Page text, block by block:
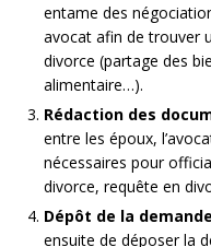
entame des
avocat afin de trouver
divorce (partage des
alimentaire…).
Rédaction des
entre les époux,
nécessaires pour
divorce, requête en
Dépôt de la
ensuite de déposer la